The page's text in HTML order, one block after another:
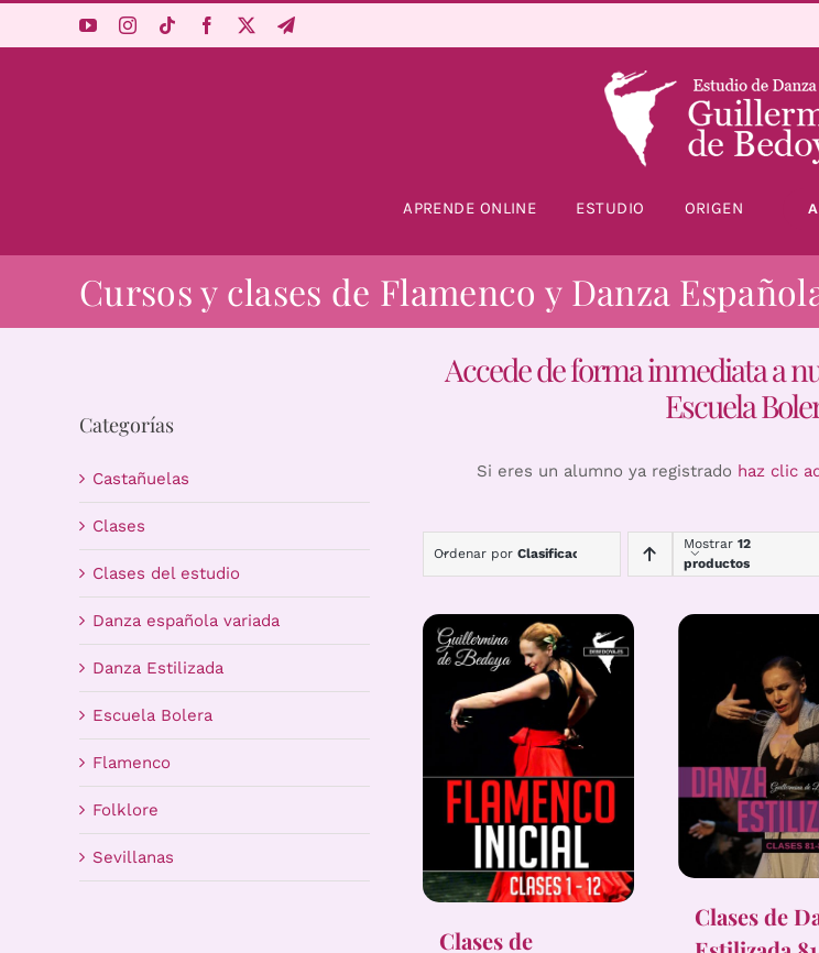
APRENDE ONLINE ESTUDIO ORIGEN
Cursos y clases de Flamenco y Danza
Categorías
Castañuelas
Clases
Clases del estudio
Danza española variada
Danza Estilizada
Escuela Bolera
Flamenco
Folklore
Sevillanas
Accede de forma inmediata a
Escuela
Si eres un alumno ya registrado haz clic
Ordenar por Clasificación
Mostrar 12
productos
Clases de
Clases de